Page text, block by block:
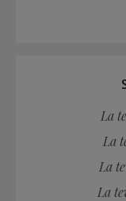
La
La
La
La